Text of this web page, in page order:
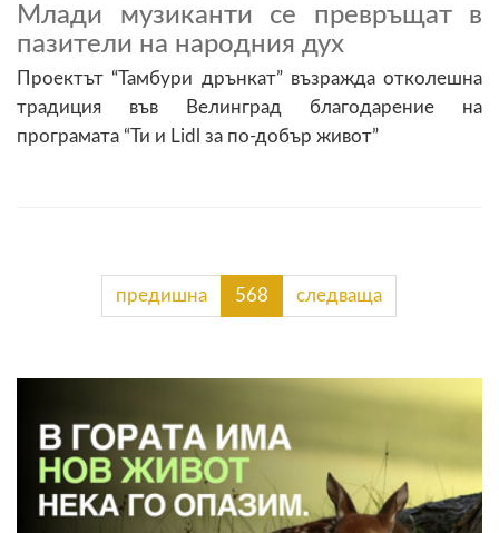
Млади музиканти се превръщат в
пазители на народния дух
Проектът “Тамбури дрънкат” възражда отколешна
традиция във Велинград благодарение на
програмата “Ти и Lidl за по-добър живот”
предишна 568 следваща